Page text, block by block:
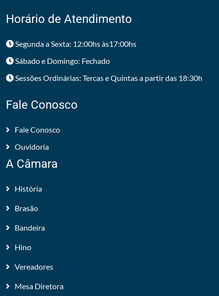
Horário de Atendimento
Segunda a Sexta: 12:00hs às17:00hs
Sábado e Domingo: Fechado
Sessões Ordinárias: Tercas e Quintas a partir das 18:30h
Fale Conosco
Fale Conosco
Ouvidoria
A Câmara
História
Brasão
Bandeira
Hino
Vereadores
Mesa Diretora